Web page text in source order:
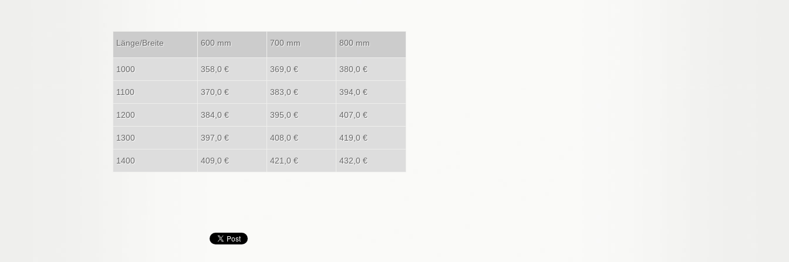
Länge/Breite 600 mm 700 mm 800 mm
1000 358,0 € 369,0 € 380,0 €
1100 370,0 € 383,0 € 394,0 €
1200 384,0 € 395,0 € 407,0 €
1300 397,0 € 408,0 € 419,0 €
1400 409,0 € 421,0 € 432,0 €